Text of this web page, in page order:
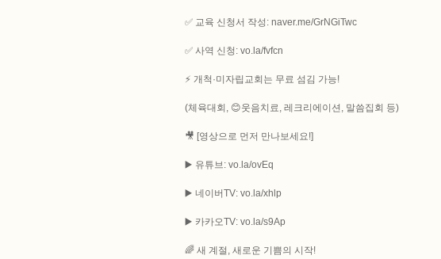
✅ 교육 신청서 작성: naver.me/GrNGiTwc
✅ 사역 신청: vo.la/fvfcn
⚡ 개척·미자립교회는 무료 섬김 가능!
(체육대회, 😊웃음치료, 레크리에이션, 말씀집회 등)
🎥 [영상으로 먼저 만나보세요!]
▶️ 유튜브: vo.la/ovEq
▶️ 네이버TV: vo.la/xhlp
▶️ 카카오TV: vo.la/s9Ap
🌈 새 계절, 새로운 기쁨의 시작!